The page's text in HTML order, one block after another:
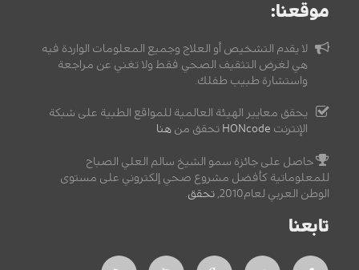
موقعنا:
لا يقدم التشخيص أو العلاج وجميع المعلومات الواردة فيه
هي لغرض التثقيف الصحي فقط ولا تغني عن مراجعة
واستشارة طبيب طفلك.
يحقق معايير الهيئة العالمية للمواقع الطبية على شبكة
الإنترنت HONcode تحقق من هنا
حاصل على جائزة سمو الشيخ سالم العلي الصباح
للمعلوماتية كأفضل مشروع صحي إلكتروني على مستوى
الوطن العربي لعام2010,
تحقق.
تابعنا